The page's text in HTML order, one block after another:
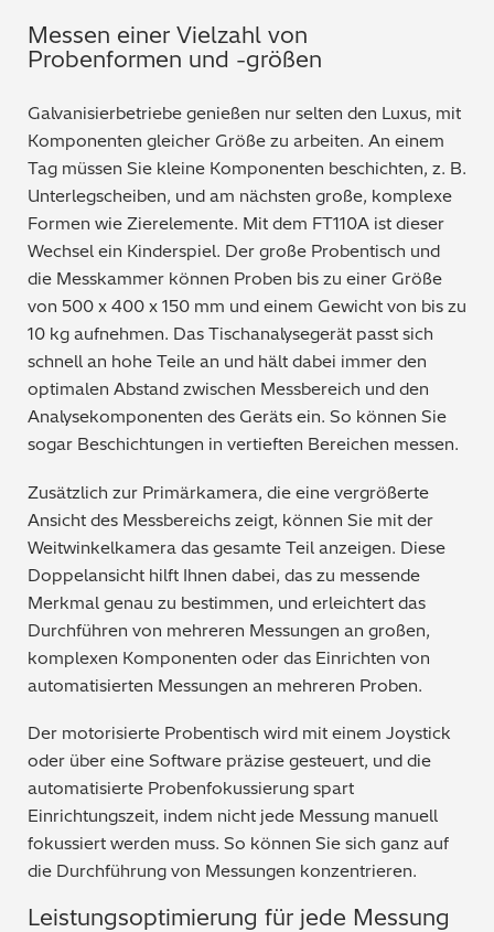
Umweltanalyse
Bergbau / Mineralien
Petrochemie / Kraftstoffe
Polymere / Kunststoffe
Archäometrie
Automobilindustrie
Messen einer Vielzahl von
Probenformen und -größen
Galvanisierbetriebe genießen nur selten den Luxus, mit
Komponenten gleicher Größe zu arbeiten. An einem
Tag müssen Sie kleine Komponenten beschichten, z. B.
Unterlegscheiben, und am nächsten große, komplexe
Formen wie Zierelemente. Mit dem FT110A ist dieser
Wechsel ein Kinderspiel. Der große Probentisch und
die Messkammer können Proben bis zu einer Größe
von 500 x 400 x 150 mm und einem Gewicht von bis zu
10 kg aufnehmen. Das Tischanalysegerät passt sich
schnell an hohe Teile an und hält dabei immer den
optimalen Abstand zwischen Messbereich und den
Analysekomponenten des Geräts ein. So können Sie
sogar Beschichtungen in vertieften Bereichen messen.
Zusätzlich zur Primärkamera, die eine vergrößerte
Ansicht des Messbereichs zeigt, können Sie mit der
Weitwinkelkamera das gesamte Teil anzeigen. Diese
Doppelansicht hilft Ihnen dabei, das zu messende
Merkmal genau zu bestimmen, und erleichtert das
Durchführen von mehreren Messungen an großen,
komplexen Komponenten oder das Einrichten von
automatisierten Messungen an mehreren Proben.
Der motorisierte Probentisch wird mit einem Joystick
oder über eine Software präzise gesteuert, und die
automatisierte Probenfokussierung spart
Einrichtungszeit, indem nicht jede Messung manuell
fokussiert werden muss. So können Sie sich ganz auf
die Durchführung von Messungen konzentrieren.
Leistungsoptimierung für jede Messung